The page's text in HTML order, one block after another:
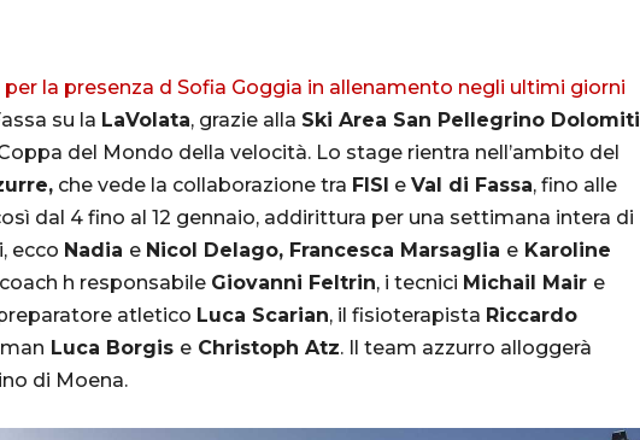
la presenza d Sofia Goggia in allenamento negli ultimi giorni
su la LaVolata, grazie alla Ski Area San Pellegrino Dolomiti
del Mondo della velocità. Lo stage rientra nell’ambito del
, che vede la collaborazione tra FISI e Val di Fassa, fino alle
dal 4 fino al 12 gennaio, addirittura per una settimana intera di
ecco Nadia e Nicol Delago, Francesca Marsaglia e Karoline
h responsabile Giovanni Feltrin, i tecnici Michail Mair e
atletico Luca Scarian, il fisioterapista Riccardo
Luca Borgis e Christoph Atz. Il team azzurro alloggerà
di Moena.